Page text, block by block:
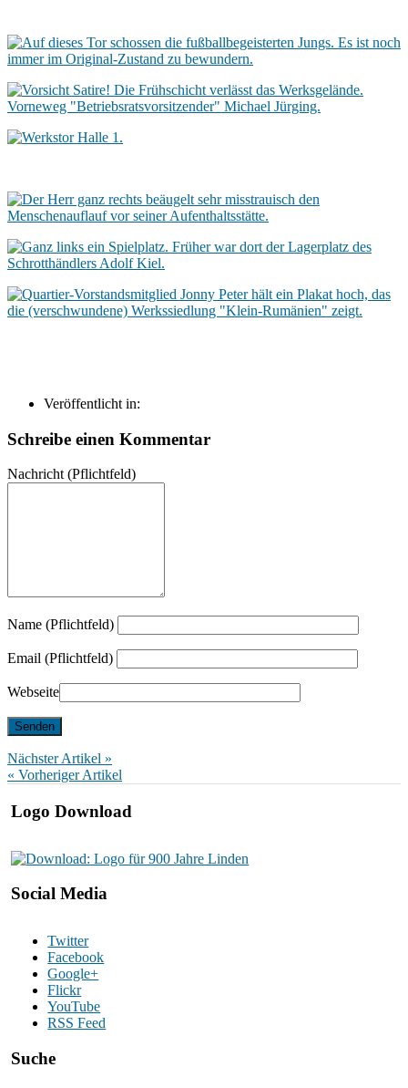
Veröffentlicht in:
Schreibe einen Kommentar
Nachricht (Pflichtfeld)
Name (Pflichtfeld)
Email (Pflichtfeld)
Webseite
Nächster Artikel »
« Vorheriger Artikel
Logo Download
Social Media
Twitter
Facebook
Google+
Flickr
YouTube
RSS Feed
Suche